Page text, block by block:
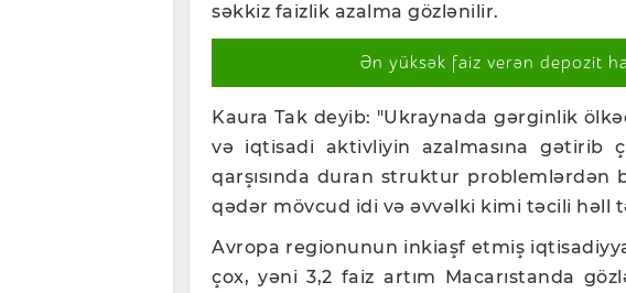
səkkiz faizlik azalma gözlənilir.
Ən yüksək faiz verən depozit
Kaura Tak deyib: "Ukraynada gərginlik
və iqtisadi aktivliyin azalmasına gətirib
qarşısında duran struktur problemlərdən
qədər mövcud idi və əvvəlki kimi təcili həll
Avropa regionunun inkiaşf etmiş
çox, yəni 3,2 faiz artım Macarıstanda